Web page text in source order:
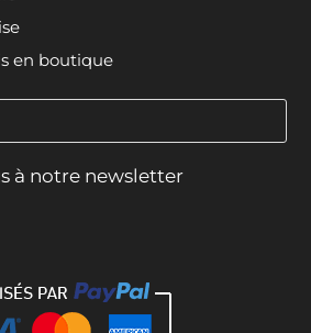
en boutique
à notre newsletter